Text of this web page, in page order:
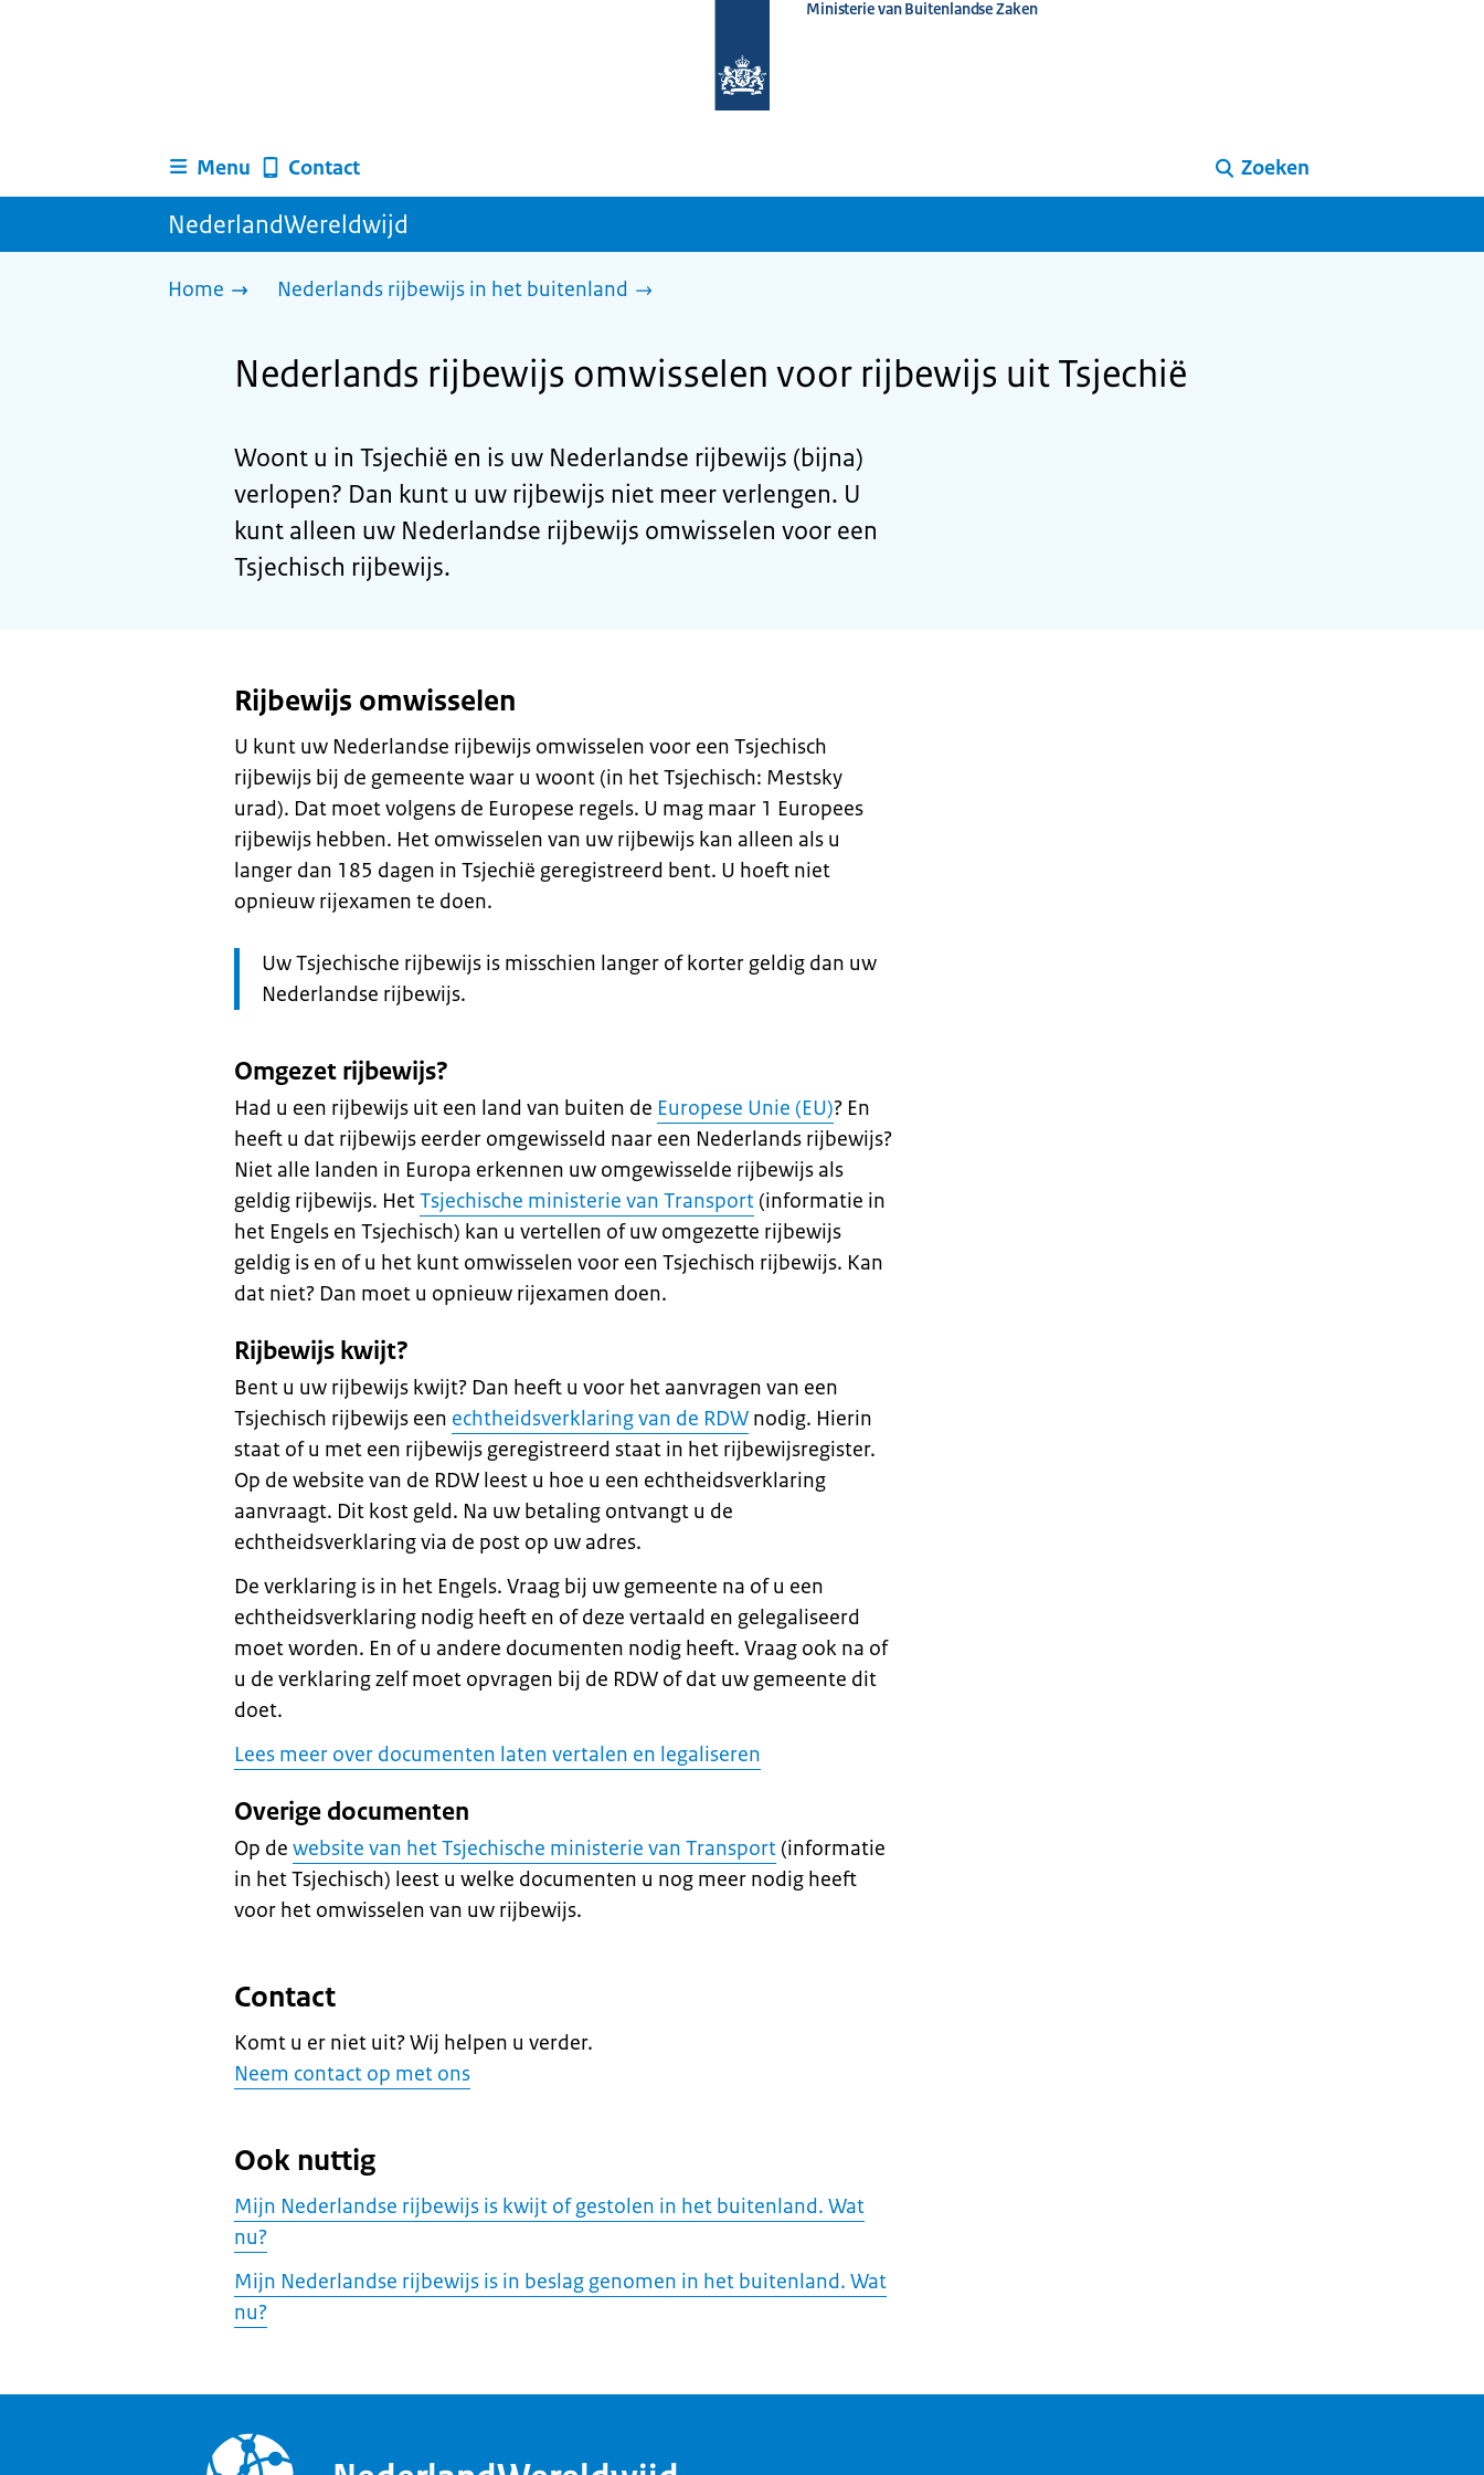
homepage
Ministerie van Buitenlandse Zaken
Menu Contact Zoeken
NederlandWereldwijd
Home Nederlands rijbewijs in het buitenland
Nederlands rijbewijs omwisselen voor rijbewijs uit Tsjechië
Woont u in Tsjechië en is uw Nederlandse rijbewijs (bijna)
verlopen? Dan kunt u uw rijbewijs niet meer verlengen. U
kunt alleen uw Nederlandse rijbewijs omwisselen voor een
Tsjechisch rijbewijs.
Rijbewijs omwisselen
U kunt uw Nederlandse rijbewijs omwisselen voor een Tsjechisch
rijbewijs bij de gemeente waar u woont (in het Tsjechisch: Mestsky
urad). Dat moet volgens de Europese regels. U mag maar 1 Europees
rijbewijs hebben. Het omwisselen van uw rijbewijs kan alleen als u
langer dan 185 dagen in Tsjechië geregistreerd bent. U hoeft niet
opnieuw rijexamen te doen.
Let
op:
Uw Tsjechische rijbewijs is misschien langer of korter geldig dan uw
Nederlandse rijbewijs.
Omgezet rijbewijs?
Had u een rijbewijs uit een land van buiten de Europese Unie (EU)? En
heeft u dat rijbewijs eerder omgewisseld naar een Nederlands rijbewijs?
Niet alle landen in Europa erkennen uw omgewisselde rijbewijs als
geldig rijbewijs. HetTsjechische ministerie van Transport (informatie in
het Engels en Tsjechisch) kan u vertellen of uw omgezette rijbewijs
geldig is en of u het kunt omwisselen voor een Tsjechisch rijbewijs. Kan
dat niet? Dan moet u opnieuw rijexamen doen.
Rijbewijs kwijt?
Bent u uw rijbewijs kwijt? Dan heeft u voor het aanvragen van een
Tsjechisch rijbewijs een echtheidsverklaring van de RDW nodig. Hierin
staat of u met een rijbewijs geregistreerd staat in het rijbewijsregister.
Op de website van de RDW leest u hoe u een echtheidsverklaring
aanvraagt. Dit kost geld. Na uw betaling ontvangt u de
echtheidsverklaring via de post op uw adres.
De verklaring is in het Engels. Vraag bij uw gemeente na of u een
echtheidsverklaring nodig heeft en of deze vertaald en gelegaliseerd
moet worden. En of u andere documenten nodig heeft. Vraag ook na of
u de verklaring zelf moet opvragen bij de RDW of dat uw gemeente dit
doet.
Lees meer over documenten laten vertalen en legaliseren
Overige documenten
Op de website van het Tsjechische ministerie van Transport (informatie
in het Tsjechisch) leest u welke documenten u nog meer nodig heeft
voor het omwisselen van uw rijbewijs.
Contact
Komt u er niet uit? Wij helpen u verder.
Neem contact op met ons
Ook nuttig
Mijn Nederlandse rijbewijs is kwijt of gestolen in het buitenland. Wat
nu?
Mijn Nederlandse rijbewijs is in beslag genomen in het buitenland. Wat
nu?